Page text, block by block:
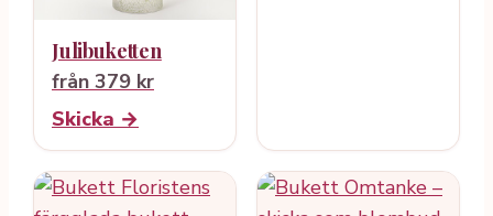
Julibuketten
från 379 kr
Skicka →